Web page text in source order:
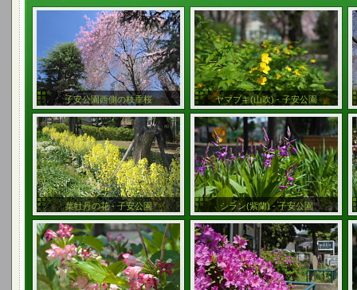
子安公園西側の枝垂桜 ヤマブキ(山吹) - 子安公園
葉牡丹の花 - 子安公園 シラン(紫蘭) - 子安公園